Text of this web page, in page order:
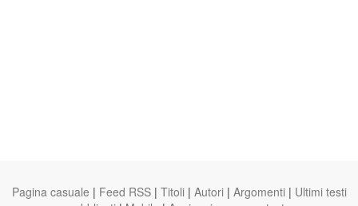
Pagina casuale | Feed RSS | Titoli | Autori | Argomenti | Ultimi testi